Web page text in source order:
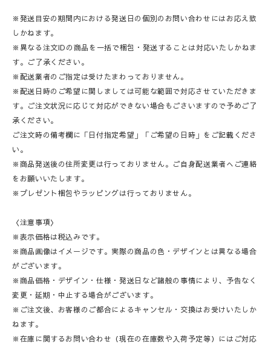
※発送目安の期間内における発送日の個別のお問い合わせにはお応え致
しかねます。
※異なる注文IDの商品を一括で梱包・発送することは対応いたしかねま
す。ご了承ください。
※配送業者のご指定は受けたまわっておりません。
※配送日時のご希望に関しましては可能な範囲で対応させていただきま
す。ご注文状況に応じて対応ができない場合もごさいますので予めご了
承ください。
ご注文時の備考欄に「日付指定希望」「ご希望の日時」をご記載くださ
い。
※商品発送後の住所変更は行っておりません。ご自身配送業者へご連絡
をお願いいたします。
※プレゼント梱包やラッピングは行っておりません。
〈注意事項〉
※表示価格は税込みです。
※商品画像はイメージです。実際の商品の色・デザインとは異なる場合
がございます。
※商品価格・デザイン・仕様・発送日など諸般の事情により、予告なく
変更・延期・中止する場合がございます。
※ご注文後、お客様のご都合によるキャンセル・交換はお受けいたしか
ねます。
※在庫に関するお問い合わせ（現在の在庫数や入荷予定等）にはご対応